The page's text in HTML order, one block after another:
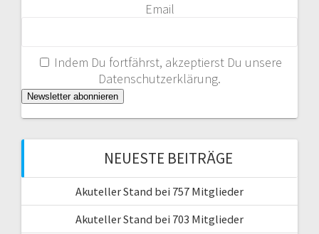
Email
Indem Du fortfährst, akzeptierst Du unsere
Datenschutzerklärung.
NEUESTE BEITRÄGE
Akuteller Stand bei 757 Mitglieder
Akuteller Stand bei 703 Mitglieder